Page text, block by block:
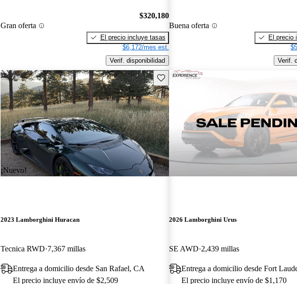
Gran oferta
$320,180
El precio incluye tasas
$6,172/mes est.
Verif. disponibilidad
Buena oferta
El precio
Verif.
¡Nuevo!
Guarda este Aviso
2023 Lamborghini Huracan
Tecnica RWD 7,367 millas
Entrega a domicilio desde San Rafael, CA
El precio incluye envío de $2,509
2026 Lamborghini Urus
SE AWD 2,439 millas
Entrega a domicilio desde Fort
El precio incluye envío de $1,170